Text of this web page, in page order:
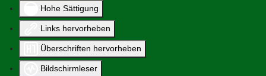
Hohe Sättigung
Links hervorheben
Überschriften hervorheben
Bildschirmleser